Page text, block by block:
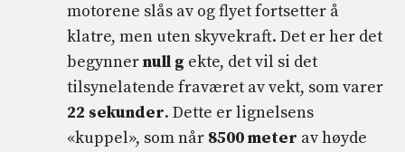
motorene slås av og flyet fortsetter å
klatre, men uten skyvekraft. Det er her det
begynnernull g ekte, det vil si det
tilsynelatende fraværet av vekt, som varer
22 sekunder. Dette er lignelsens
«kuppel», som når 8500 meter av høyde